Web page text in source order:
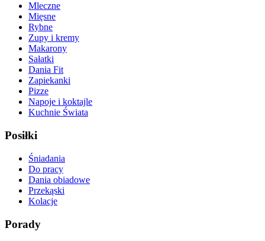
Mleczne
Mięsne
Rybne
Zupy i kremy
Makarony
Sałatki
Dania Fit
Zapiekanki
Pizze
Napoje i koktajle
Kuchnie Świata
Posiłki
Śniadania
Do pracy
Dania obiadowe
Przekąski
Kolacje
Porady